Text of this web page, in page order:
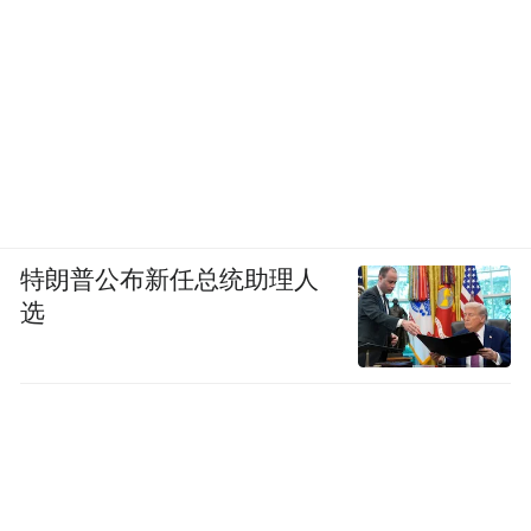
特朗普公布新任总统助理人
选